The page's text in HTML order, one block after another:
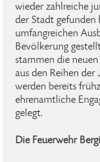
wieder zahlreiche
der Stadt gefunden
umfangreichen
Bevölkerung
stammen die
aus den Reihen der
werden bereits
ehrenamtliche
gelegt.
Die Feuerwehr